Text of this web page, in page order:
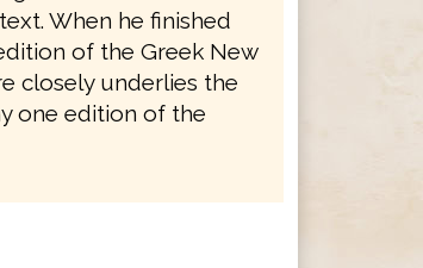
When he finished
of the Greek New
closely underlies the
one edition of the